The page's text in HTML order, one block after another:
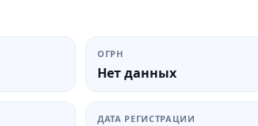
ОГРН
Нет данных
ДАТА РЕГИСТРАЦИИ